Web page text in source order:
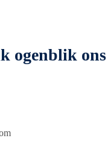
ogenblik ons